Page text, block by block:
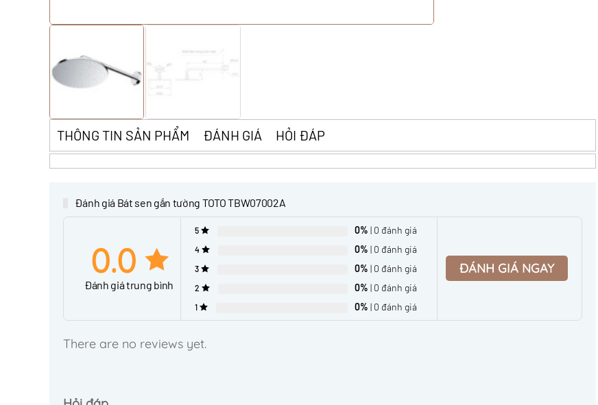
THÔNG TIN SẢN PHẨM ĐÁNH GIÁ HỎI ĐÁP
Đánh giá Bát sen gắn tường TOTO TBW07002A
0.0
Đánh giá trung bình
5 0% | 0 đánh giá
4 0% | 0 đánh giá
3 0% | 0 đánh giá
2 0% | 0 đánh giá
1 0% | 0 đánh giá
ĐÁNH GIÁ NGAY
There are no reviews yet.